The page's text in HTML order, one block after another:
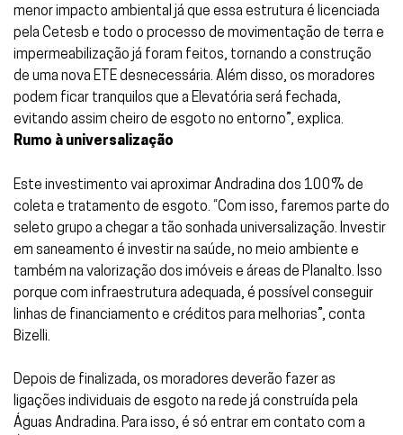
menor impacto ambiental já que essa estrutura é licenciada
pela Cetesb e todo o processo de movimentação de terra e
impermeabilização já foram feitos, tornando a construção
de uma nova ETE desnecessária. Além disso, os moradores
podem ficar tranquilos que a Elevatória será fechada,
evitando assim cheiro de esgoto no entorno”, explica.
Rumo à universalização
Este investimento vai aproximar Andradina dos 100% de
coleta e tratamento de esgoto. “Com isso, faremos parte do
seleto grupo a chegar a tão sonhada universalização. Investir
em saneamento é investir na saúde, no meio ambiente e
também na valorização dos imóveis e áreas de Planalto. Isso
porque com infraestrutura adequada, é possível conseguir
linhas de financiamento e créditos para melhorias”, conta
Bizelli.
Depois de finalizada, os moradores deverão fazer as
ligações individuais de esgoto na rede já construída pela
Águas Andradina. Para isso, é só entrar em contato com a